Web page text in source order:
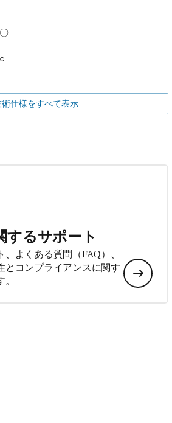
〇
○
術仕様をすべて表示
するサポート
よくある質問（FAQ）、
とコンプライアンスに関す